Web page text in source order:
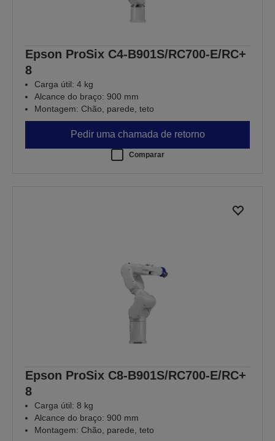
Epson ProSix C4-B901S/RC700-E/RC+
8
Carga útil: 4 kg
Alcance do braço: 900 mm
Montagem: Chão, parede, teto
Pedir uma chamada de retorno
Comparar
Epson ProSix C8-B901S/RC700-E/RC+
8
Carga útil: 8 kg
Alcance do braço: 900 mm
Montagem: Chão, parede, teto